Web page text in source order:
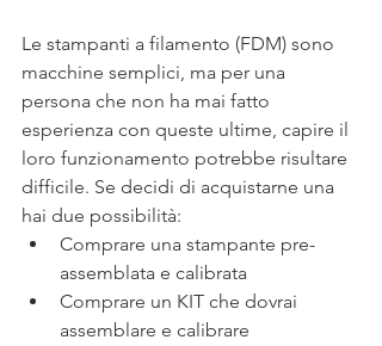
Le stampanti a filamento (FDM) sono
macchine semplici, ma per una
persona che non ha mai fatto
esperienza con queste ultime, capire il
loro funzionamento potrebbe risultare
difficile. Se decidi di acquistarne una
hai due possibilità:
Comprare una stampante pre-
assemblata e calibrata
Comprare un KIT che dovrai
assemblare e calibrare